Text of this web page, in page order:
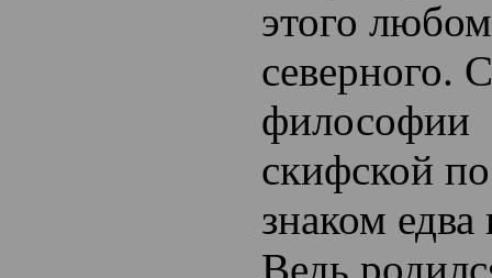
этого
северного.
философии
скифской
знаком
Ведь